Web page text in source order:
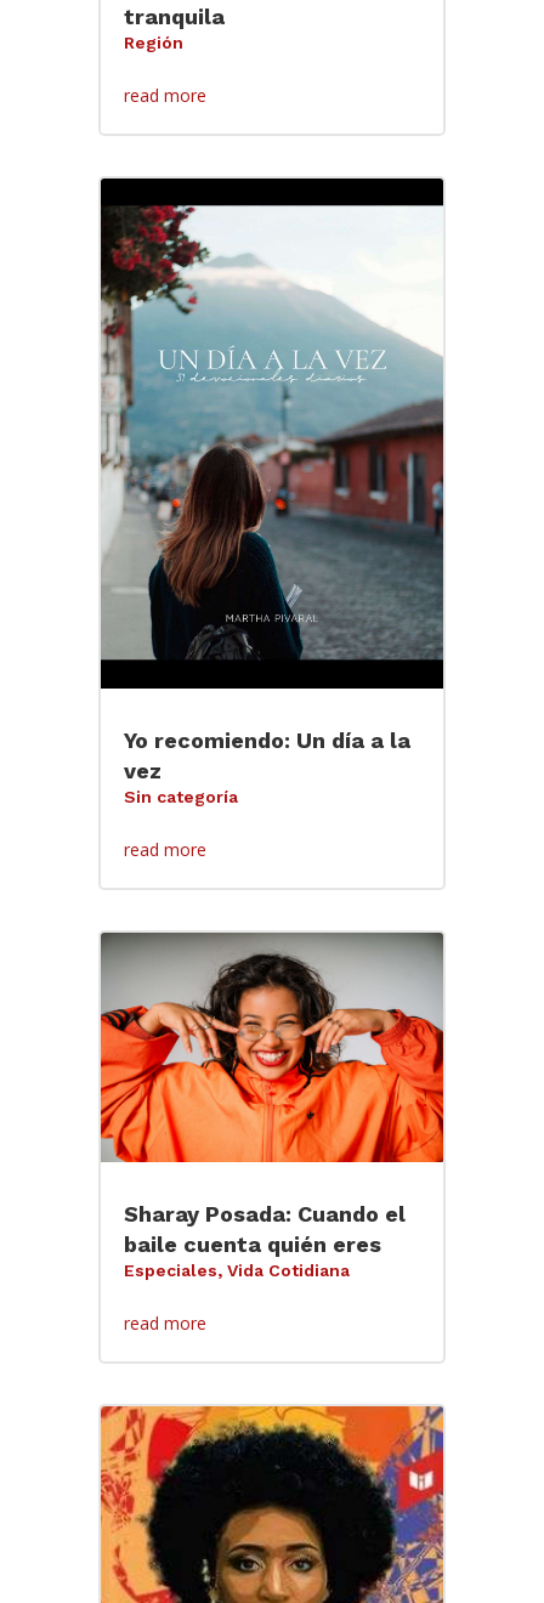
tranquila
Región
read more
Yo recomiendo: Un día a la
vez
Sin categoría
read more
Sharay Posada: Cuando el
baile cuenta quién eres
Especiales, Vida Cotidiana
read more